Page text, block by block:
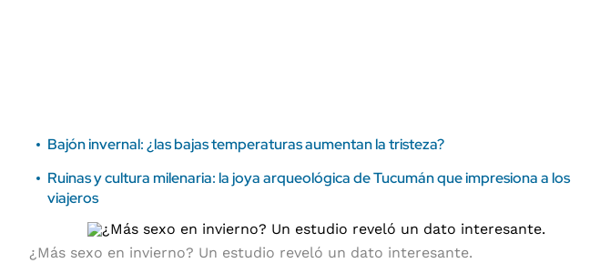
Bajón invernal: ¿las bajas temperaturas aumentan la tristeza?
Ruinas y cultura milenaria: la joya arqueológica de Tucumán que impresiona a los
viajeros
¿Más sexo en invierno? Un estudio reveló un dato interesante.